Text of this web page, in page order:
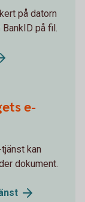
på datorn
på fil.
e-
kan
dokument.